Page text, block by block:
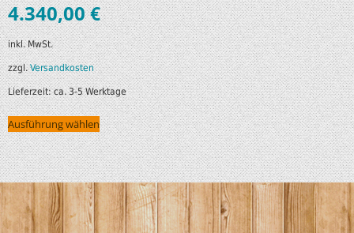
4.340,00€
inkl. MwSt.
zzgl.Versandkosten
Lieferzeit:ca. 3-5 Werktage
Ausführung wählen